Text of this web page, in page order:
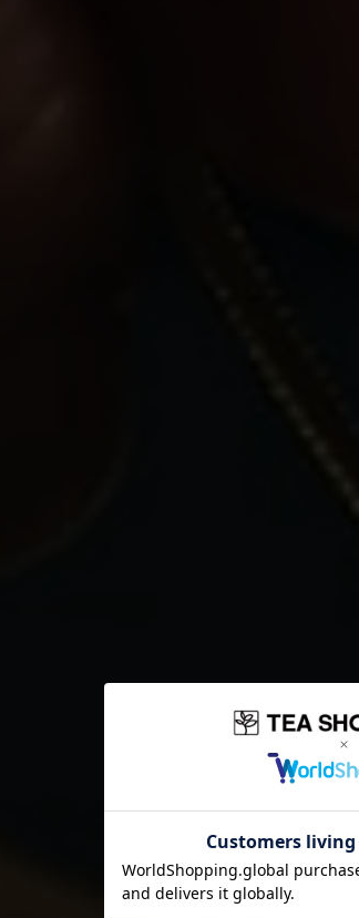
伊藤園が大切
どんなに時代が揺れ動い
みなさまの
果たし続けてき